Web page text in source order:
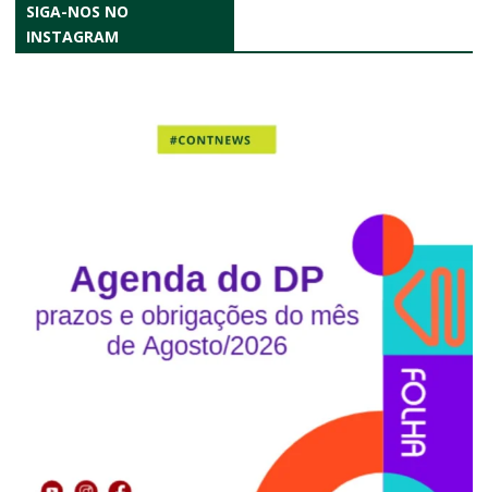
SIGA-NOS NO
INSTAGRAM